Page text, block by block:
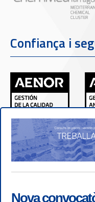
Confiança i
Nova